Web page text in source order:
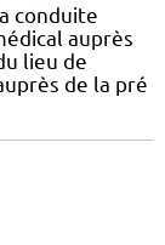
conduite
auprès
lieu de
de la pré